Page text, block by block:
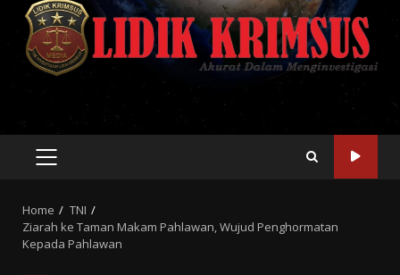
PRIMARY
Home
TNI
Ziarah ke Taman Makam Pahlawan, Wujud Penghormatan
Kepada Pahlawan